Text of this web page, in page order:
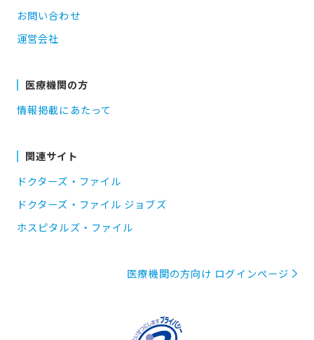
お問い合わせ
運営会社
医療機関の方
情報掲載にあたって
関連サイト
ドクターズ・ファイル
ドクターズ・ファイル ジョブズ
ホスピタルズ・ファイル
医療機関の方向け ログインページ